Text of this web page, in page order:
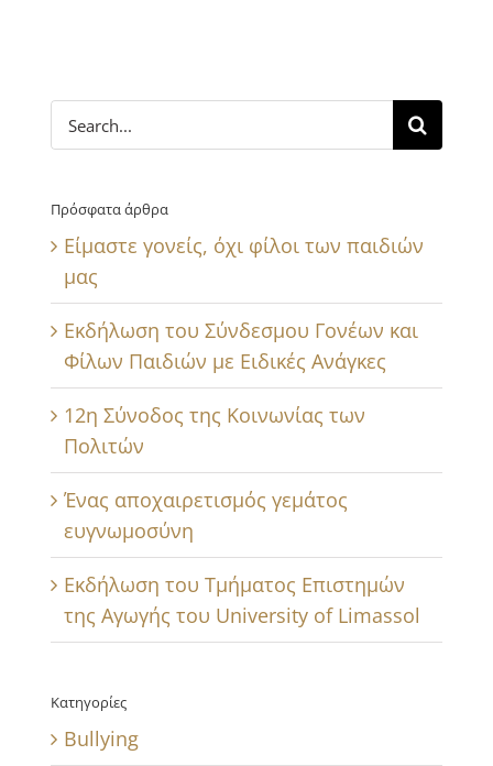
Search
for:
Πρόσφατα άρθρα
Είμαστε γονείς, όχι φίλοι των παιδιών
μας
Εκδήλωση του Σύνδεσμου Γονέων και
Φίλων Παιδιών με Ειδικές Ανάγκες
12η Σύνοδος της Κοινωνίας των
Πολιτών
Ένας αποχαιρετισμός γεμάτος
ευγνωμοσύνη
Εκδήλωση του Τμήματος Επιστημών
της Αγωγής του University of Limassol
Κατηγορίες
Bullying